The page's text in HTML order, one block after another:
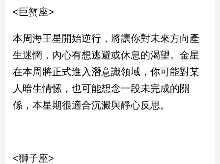
娛
娛
樂
星
聞
行/
星
<巨蟹座>
本周海王星開始逆行，將讓你對未來方向產
生迷惘，內心有想逃避或休息的渴望。金星
在本周將正式進入潛意識領域，你可能對某
人暗生情愫，也可能想念一段未完成的關
係，本星期很適合沉澱與靜心反思。
<獅子座>